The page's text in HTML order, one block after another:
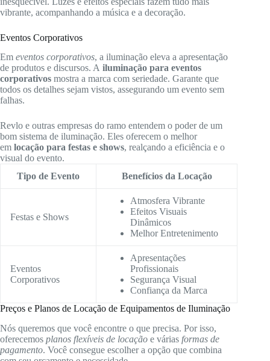
vibrante, acompanhando a música e a decoração.
Eventos Corporativos
Em eventos corporativos, a iluminação eleva a apresentação
de produtos e discursos. A iluminação para eventos
corporativos mostra a marca com seriedade. Garante que
todos os detalhes sejam vistos, assegurando um evento sem
falhas.
Revlo e outras empresas do ramo entendem o poder de um
bom sistema de iluminação. Eles oferecem o melhor
em locação para festas e shows, realçando a eficiência e o
visual do evento.
Tipo de Evento
Benefícios da Locação
Festas e Shows
Atmosfera Vibrante
Efeitos Visuais
Dinâmicos
Melhor Entretenimento
Eventos
Corporativos
Apresentações
Profissionais
Segurança Visual
Confiança da Marca
Preços e Planos de Locação de Equipamentos de Iluminação
Nós queremos que você encontre o que precisa. Por isso,
oferecemos planos flexíveis de locação e várias formas de
pagamento. Você consegue escolher a opção que combina